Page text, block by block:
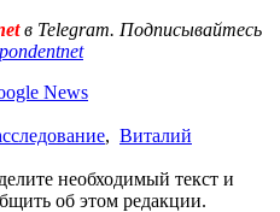
в Telegram. Подписывайтесь
News
, Виталий
необходимый текст и
об этом редакции.